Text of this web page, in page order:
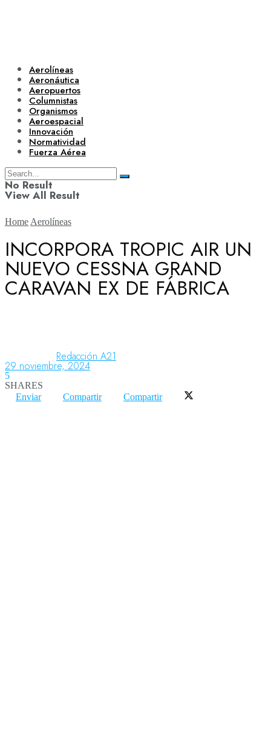
Aerolíneas
Aeronáutica
Aeropuertos
Columnistas
Organismos
Aeroespacial
Innovación
Normatividad
Fuerza Aérea
No Result
View All Result
Aerolíneas
Aeropuertos
Columnistas
Home Aerolíneas
INCORPORA TROPIC AIR UN
NUEVO CESSNA GRAND
CARAVAN EX DE FÁBRICA
Redacción A21
29 noviembre, 2024
5
SHARES
Enviar
Compartir Compartir